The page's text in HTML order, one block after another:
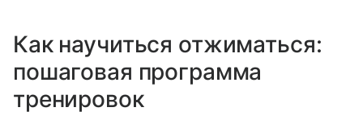
Как научиться отжиматься:
пошаговая программа
тренировок